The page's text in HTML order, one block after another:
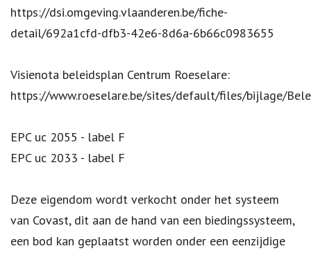
https://dsi.omgeving.vlaanderen.be/fiche-
detail/692a1cfd-dfb3-42e6-8d6a-6b66c0983655
Visienota beleidsplan Centrum Roeselare:
https://www.roeselare.be/sites/default/files/bijlage/
EPC uc 2055 - label F
EPC uc 2033 - label F
Deze eigendom wordt verkocht onder het systeem
van Covast, dit aan de hand van een biedingssysteem,
een bod kan geplaatst worden onder een eenzijdige